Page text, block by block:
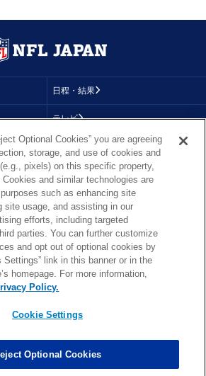
日程・結果
テレビ
画像
順位表
About NFL
特集
TOP お問い合わせ FAQ
AP Images / PHOTO BY Getty Images
Optional Cookies” you are agreeing
storage, and use of cookies and
pixels) on this specific property,
and similar technologies are
such as enhancing site
site usage, and assisting in our
efforts, including targeted
parties. You can further customize
and opt out of optional cookies by
Settings” link in this banner or in the
homepage. For more information,
Policy.
Cookie Settings
Optional Cookies